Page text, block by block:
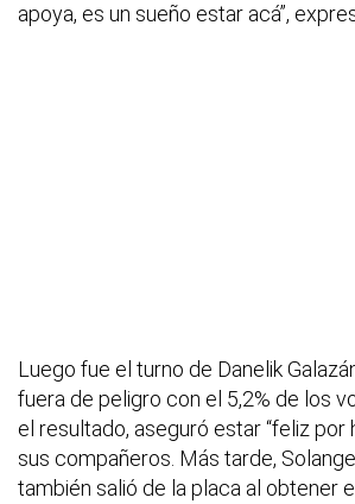
apoya, es un sueño estar acá”,
Luego fue el turno de Danelik
fuera de peligro con el 5,2% de los
el resultado, aseguró estar “feliz por
sus compañeros. Más tarde,
también salió de la placa al obtener